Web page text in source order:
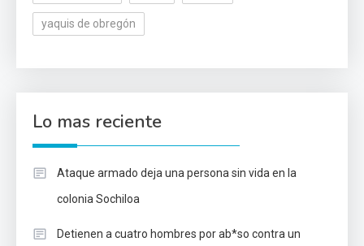
yaquis de obregón
Lo mas reciente
Ataque armado deja una persona sin vida en la
colonia Sochiloa
Detienen a cuatro hombres por ab*so contra un